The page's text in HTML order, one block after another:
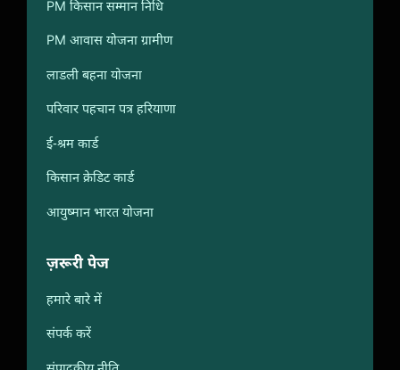
PM किसान सम्मान निधि
PM आवास योजना ग्रामीण
लाडली बहना योजना
परिवार पहचान पत्र हरियाणा
ई-श्रम कार्ड
किसान क्रेडिट कार्ड
आयुष्मान भारत योजना
ज़रूरी पेज
हमारे बारे में
संपर्क करें